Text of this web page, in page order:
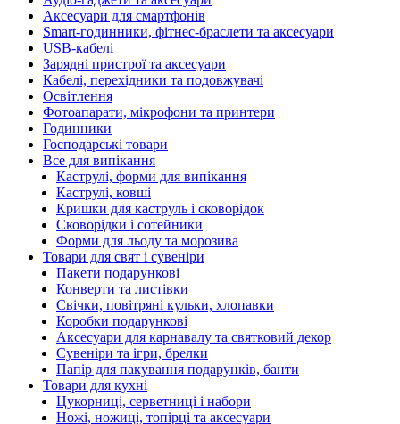
Аксесуари для смартфонів
Smart-годинники, фітнес-браслети та аксесуари
USB-кабелі
Зарядні пристрої та аксесуари
Кабелі, перехідники та подовжувачі
Освітлення
Фотоапарати, мікрофони та принтери
Годинники
Господарські товари
Все для випікання
Каструлі, форми для випікання
Каструлі, ковші
Кришки для каструль і сковорідок
Сковорідки і сотейники
Форми для льоду та морозива
Товари для свят і сувеніри
Пакети подарункові
Конверти та листівки
Свічки, повітряні кульки, хлопавки
Коробки подарункові
Аксесуари для карнавалу та святковий декор
Сувеніри та ігри, брелки
Папір для пакування подарунків, банти
Товари для кухні
Цукорниці, серветниці і набори
Ножі, ножиці, топірці та аксесуари